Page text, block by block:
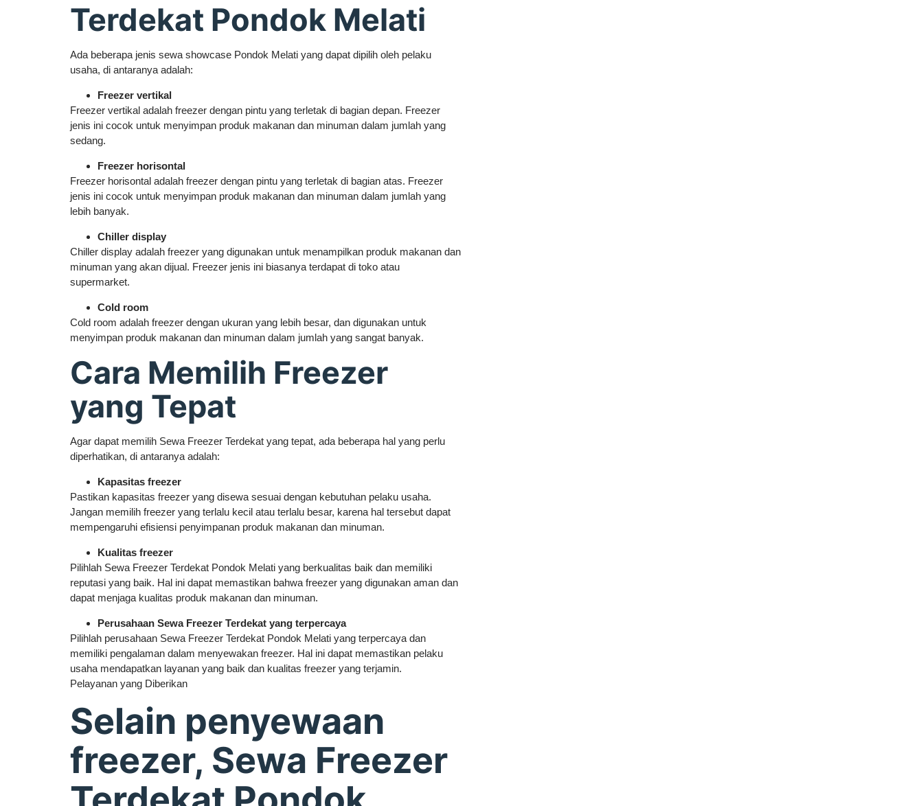
Terdekat Pondok Melati
Ada beberapa jenis sewa showcase Pondok Melati yang dapat dipilih oleh pelaku
usaha, di antaranya adalah:
Freezer vertikal
Freezer vertikal adalah freezer dengan pintu yang terletak di bagian depan. Freezer
jenis ini cocok untuk menyimpan produk makanan dan minuman dalam jumlah yang
sedang.
Freezer horisontal
Freezer horisontal adalah freezer dengan pintu yang terletak di bagian atas. Freezer
jenis ini cocok untuk menyimpan produk makanan dan minuman dalam jumlah yang
lebih banyak.
Chiller display
Chiller display adalah freezer yang digunakan untuk menampilkan produk makanan dan
minuman yang akan dijual. Freezer jenis ini biasanya terdapat di toko atau
supermarket.
Cold room
Cold room adalah freezer dengan ukuran yang lebih besar, dan digunakan untuk
menyimpan produk makanan dan minuman dalam jumlah yang sangat banyak.
Cara Memilih Freezer
yang Tepat
Agar dapat memilih Sewa Freezer Terdekat yang tepat, ada beberapa hal yang perlu
diperhatikan, di antaranya adalah:
Kapasitas freezer
Pastikan kapasitas freezer yang disewa sesuai dengan kebutuhan pelaku usaha.
Jangan memilih freezer yang terlalu kecil atau terlalu besar, karena hal tersebut dapat
mempengaruhi efisiensi penyimpanan produk makanan dan minuman.
Kualitas freezer
Pilihlah Sewa Freezer Terdekat Pondok Melati yang berkualitas baik dan memiliki
reputasi yang baik. Hal ini dapat memastikan bahwa freezer yang digunakan aman dan
dapat menjaga kualitas produk makanan dan minuman.
Perusahaan Sewa Freezer Terdekat yang terpercaya
Pilihlah perusahaan Sewa Freezer Terdekat Pondok Melati yang terpercaya dan
memiliki pengalaman dalam menyewakan freezer. Hal ini dapat memastikan pelaku
usaha mendapatkan layanan yang baik dan kualitas freezer yang terjamin.
Pelayanan yang Diberikan
Selain penyewaan
freezer, Sewa Freezer